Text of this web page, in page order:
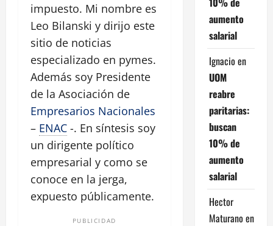
impuesto. Mi nombre es
Leo Bilanski y dirijo este
sitio de noticias
especializado en pymes.
Además soy Presidente
de la Asociación de
Empresarios Nacionales
– ENAC -. En síntesis soy
un dirigente político
empresarial y como se
conoce en la jerga,
expuesto públicamente.
PUBLICIDAD
aumento
salarial
Ignacio en
UOM
reabre
paritarias:
buscan
10% de
aumento
salarial
Hector
Maturano en